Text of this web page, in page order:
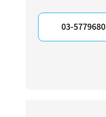
03-5779680